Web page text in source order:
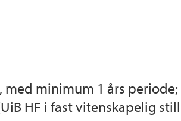
minimum 1 års
HF i fast vitenskapelig